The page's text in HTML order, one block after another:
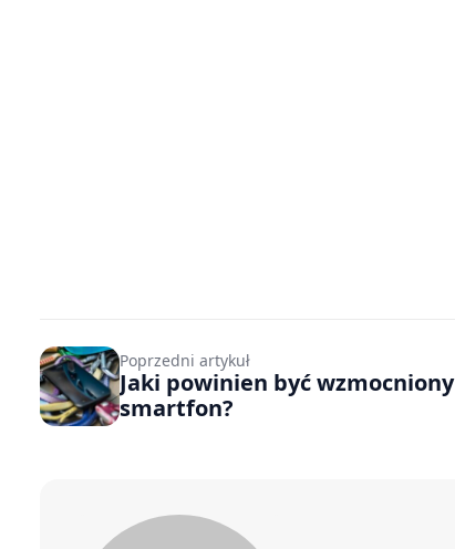
Poprzedni artykuł
Jaki powinien być wzmocniony
smartfon?